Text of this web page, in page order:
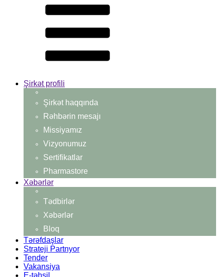
Şirkət profili
Şirkət haqqında
Rəhbərin mesajı
Missiyamız
Vizyonumuz
Sertifikatlar
Pharmastore
Xəbərlər
Tədbirlər
Xəbərlər
Bloq
Tərəfdaşlar
Strateji Partnyor
Tender
Vakansiya
E-təhsil